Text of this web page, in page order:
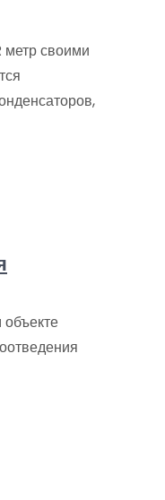
метр своими